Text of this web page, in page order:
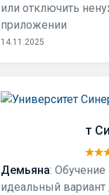
или отключить
приложении
14.11.2025
т
Демьяна: Обучение
идеальный вариант